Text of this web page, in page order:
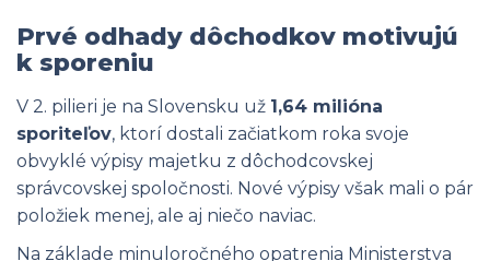
Prvé odhady dôchodkov motivujú
k sporeniu
V 2. pilieri je na Slovensku už 1,64 milióna
sporiteľov, ktorí dostali začiatkom roka svoje
obvyklé výpisy majetku z dôchodcovskej
správcovskej spoločnosti. Nové výpisy však mali o pár
položiek menej, ale aj niečo naviac.
Na základe minuloročného opatrenia Ministerstva